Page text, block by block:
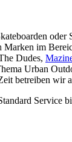
oder
Marken im
Dudes,
Urban
betreiben wir
Service